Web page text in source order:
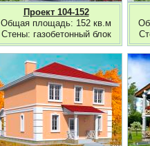
Проект 104-152
Общая площадь: 152 кв.м
Стены: газобетонный блок